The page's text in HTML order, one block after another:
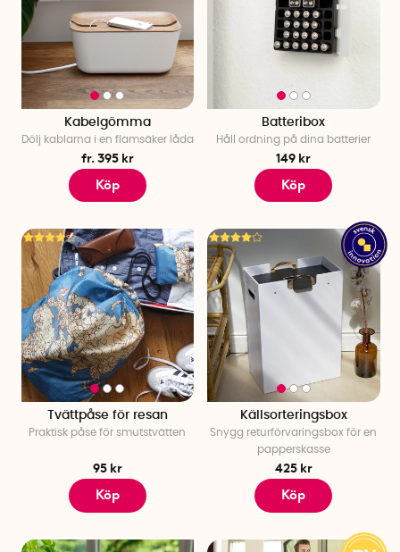
Kabelgömma
Dölj kablarna i en flamsäker låda
fr. 395 kr
Köp
Batteribox
Håll ordning på dina batterier
149 kr
Köp
Tvättpåse för resan
Praktisk påse för smutstvätten
95 kr
Köp
Källsorteringsbox
Snygg returförvaringsbox för en
papperskasse
425 kr
Köp